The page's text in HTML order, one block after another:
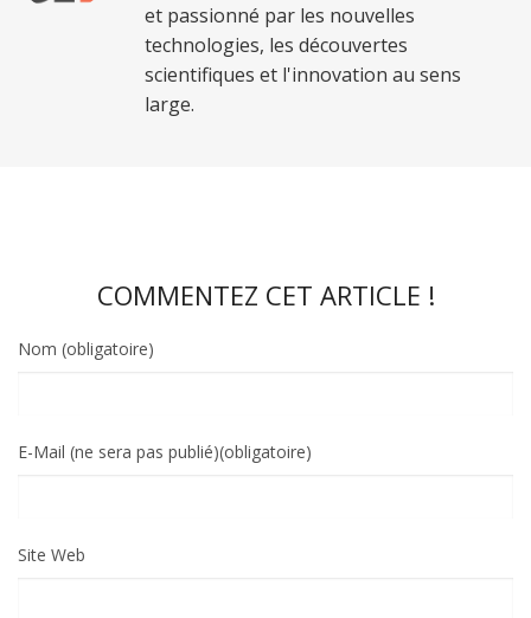
et passionné par les nouvelles
technologies, les découvertes
scientifiques et l'innovation au sens
large.
COMMENTEZ CET ARTICLE !
Nom (obligatoire)
E-Mail (ne sera pas publié)(obligatoire)
Site Web